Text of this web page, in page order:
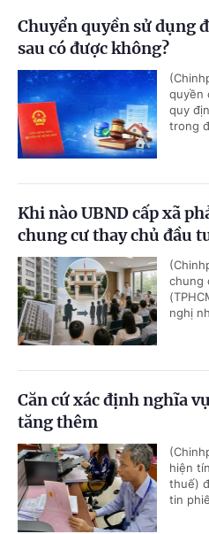
Chuyển quyền sử dụng
sau có được không?
quyền
quy
trong
Khi nào UBND cấp xã
chung cư thay chủ đầu
chung
nghị
Căn cứ xác định nghĩa
tăng thêm
hiện
thuế)
tin